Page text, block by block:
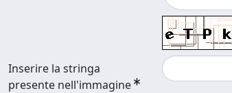
Inserire la stringa
presente nell'immagine